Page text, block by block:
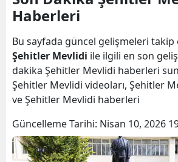
Bingöl
Bitlis
Bolu
Bursa
Haberleri
Bu sayfada güncel gelişmeleri takip
Şehitler Mevlidi ile ilgili en son
dakika Şehitler Mevlidi haberleri
Şehitler Mevlidi videoları, Şehitler
ve Şehitler Mevlidi haberleri
Güncelleme Tarihi: Nisan 10, 2026